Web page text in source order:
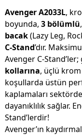
Avenger A2033L,
boyunda, 3 bölümlü,
bacak(Lazy Leg,
C-Stand’dır.
Avenger C-
kollarına, üçlü
koşullarda üstün
kaplamaları
dayanıklılık sağlar.
Stand’lerdir!
Avenger’ın